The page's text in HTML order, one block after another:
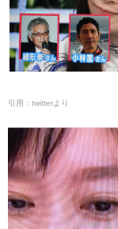
引用：twitterより